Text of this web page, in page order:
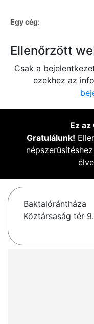
Egy cég:
Ellenőrzött
Csak a
ezekhez az
Ez az
Gratulálunk!
Baktalórántháza
Köztársaság tér 9.